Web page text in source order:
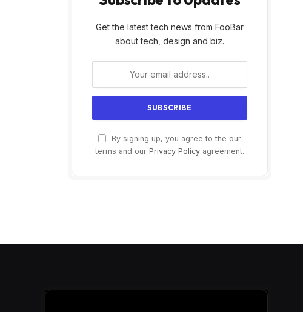
Get the latest tech news from FooBar
about tech, design and biz.
By signing up, you agree to the our
terms and our Privacy Policy agreement.